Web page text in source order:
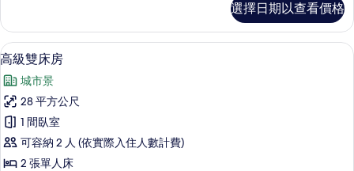
相
片
客
房
的
情
選擇日期以查看價格
顯
示
高
級
雙
床
3
高級雙床房
城市景
28 平方公尺
1 間臥室
可容納 2 人 (依實際入住人數計費)
2 張單人床